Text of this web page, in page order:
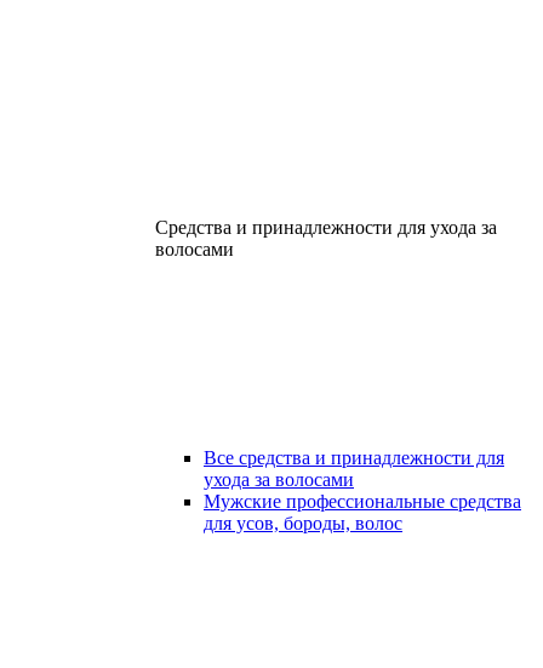
Средства и принадлежности для ухода за
волосами
Все средства и принадлежности для
ухода за волосами
Мужские профессиональные средства
для усов, бороды, волос